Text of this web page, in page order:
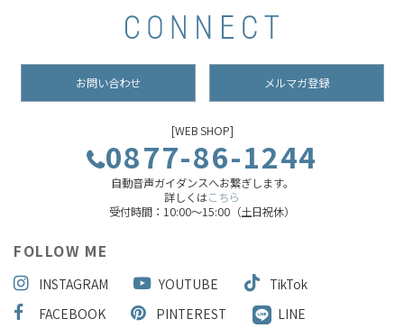
お問い合わせ メルマガ登録
[WEB SHOP]
0877-86-1244
自動音声ガイダンスへお繋ぎします。
詳しくはこちら
受付時間：10:00～15:00（土日祝休）
FOLLOW ME
INSTAGRAM YOUTUBE
TikTok
FACEBOOK
PINTEREST LINE